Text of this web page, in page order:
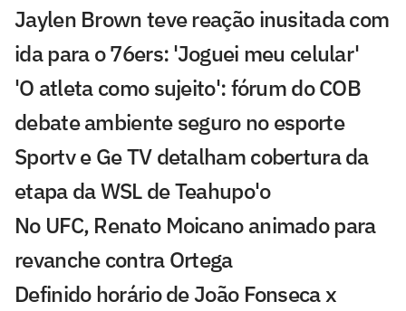
Jaylen Brown teve reação inusitada com
ida para o 76ers: 'Joguei meu celular'
'O atleta como sujeito': fórum do COB
debate ambiente seguro no esporte
Sportv e Ge TV detalham cobertura da
etapa da WSL de Teahupo'o
No UFC, Renato Moicano animado para
revanche contra Ortega
Definido horário de João Fonseca x